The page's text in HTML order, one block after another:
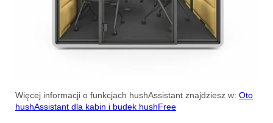
Więcej informacji o funkcjach hushAssistant znajdziesz w: Oto
hushAssistant dla kabin i budek hushFree